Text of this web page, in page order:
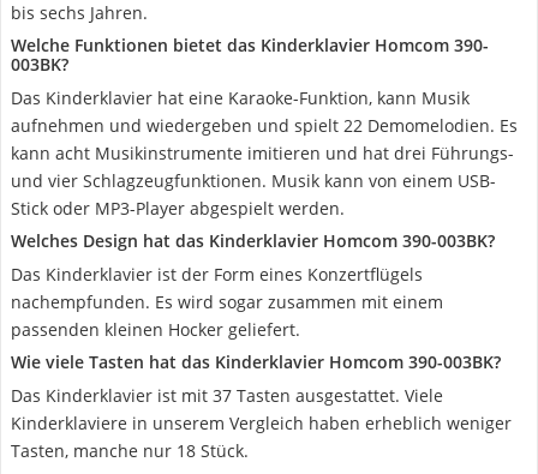
bis sechs Jahren.
Welche Funktionen bietet das Kinderklavier Homcom 390-
003BK?
Das Kinderklavier hat eine Karaoke-Funktion, kann Musik
aufnehmen und wiedergeben und spielt 22 Demomelodien. Es
kann acht Musikinstrumente imitieren und hat drei Führungs-
und vier Schlagzeugfunktionen. Musik kann von einem USB-
Stick oder MP3-Player abgespielt werden.
Welches Design hat das Kinderklavier Homcom 390-003BK?
Das Kinderklavier ist der Form eines Konzertflügels
nachempfunden. Es wird sogar zusammen mit einem
passenden kleinen Hocker geliefert.
Wie viele Tasten hat das Kinderklavier Homcom 390-003BK?
Das Kinderklavier ist mit 37 Tasten ausgestattet. Viele
Kinderklaviere in unserem Vergleich haben erheblich weniger
Tasten, manche nur 18 Stück.